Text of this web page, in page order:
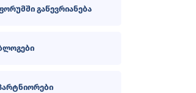
გაწევრიანება